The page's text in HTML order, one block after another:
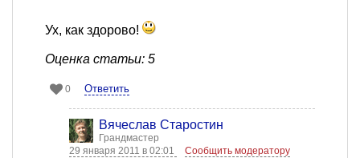
Ух, как здорово!
Оценка статьи: 5
0 Ответить
Вячеслав Старостин
Грандмастер
29 января 2011 в 02:01
Сообщить модератору